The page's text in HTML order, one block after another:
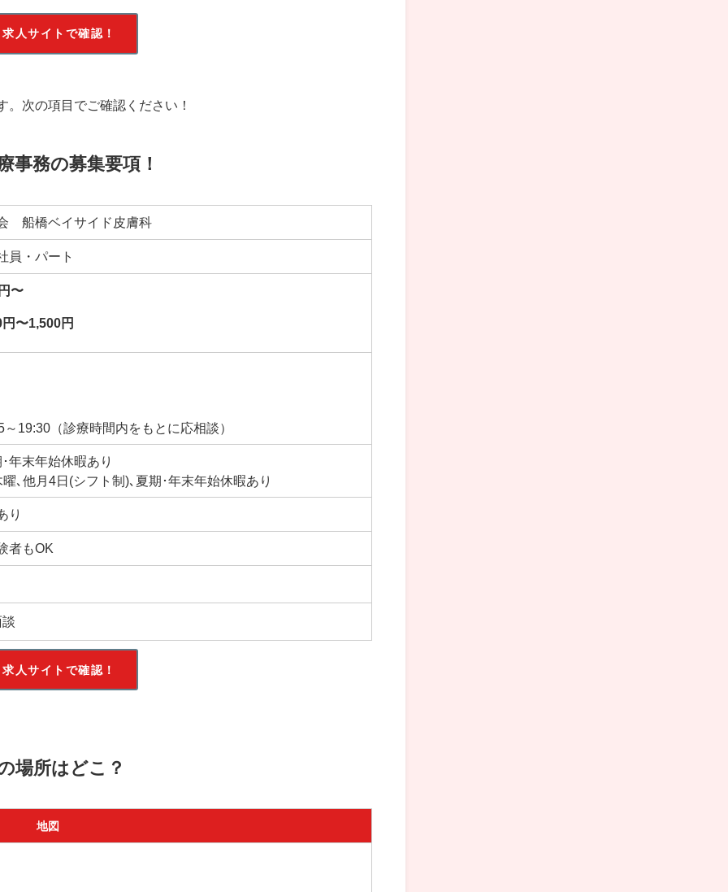
求人サイトで確認！
次の項目でご確認ください！
事務の募集要項！
船橋ベイサイド皮膚科
員・パート
円〜
〜1,500円
19:30（診療時間内をもとに応相談）
年末年始休暇あり
､他月4日(シフト制)､夏期･年末年始休暇あり
り
者もOK
求人サイトで確認！
場所はどこ？
地図